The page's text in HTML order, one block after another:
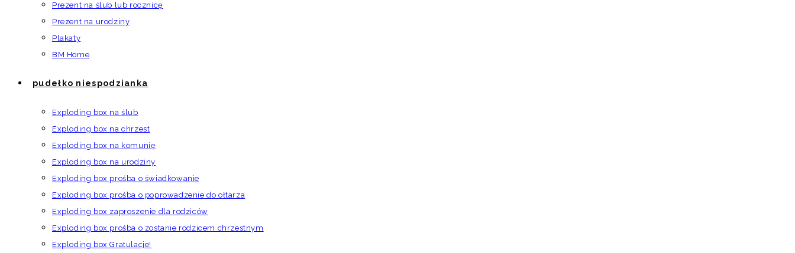
Prezent na ślub lub rocznicę
Prezent na urodziny
Plakaty
BM Home
pudełko niespodzianka
Exploding box na ślub
Exploding box na chrzest
Exploding box na komunię
Exploding box na urodziny
Exploding box prośba o świadkowanie
Exploding box prośba o poprowadzenie do ołtarza
Exploding box zaproszenie dla rodziców
Exploding box prośba o zostanie rodzicem chrzestnym
Exploding box Gratulacje!